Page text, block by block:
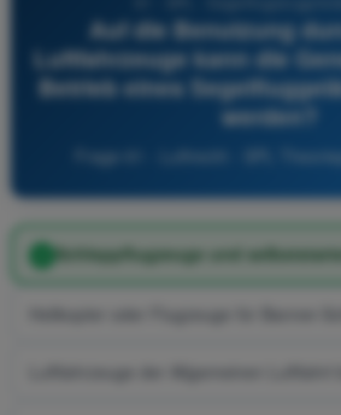
Auf die Benutzung
Luftfahrzeuge kann die
Betrieb eines
werden?
Frage 61 - Luftrecht - SPL
Schleppflugzeuge und